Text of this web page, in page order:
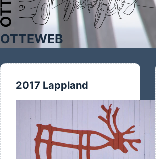
OTTEWEB
2017 Lappland